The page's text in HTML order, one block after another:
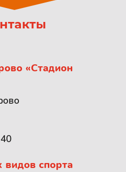
«Стадион
видов спорта